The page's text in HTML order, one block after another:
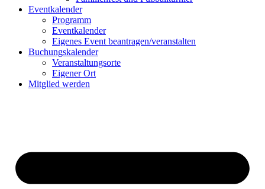
Eventkalender
Programm
Eventkalender
Eigenes Event beantragen/veranstalten
Buchungskalender
Veranstaltungsorte
Eigener Ort
Mitglied werden